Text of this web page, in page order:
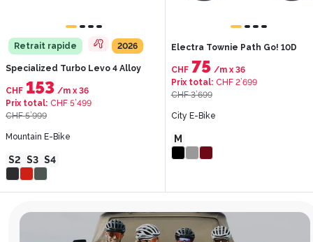
Retrait rapide 2026
Specialized Turbo Levo 4 Alloy
CHF 153 /m x 36
Prix total: CHF 5’499
CHF 5’999
Mountain E-Bike
S2 S3 S4
Electra Townie Path Go! 10D
CHF 75 /mx 36
Prix total: CHF 2’699
CHF 3’699
City E-Bike
M